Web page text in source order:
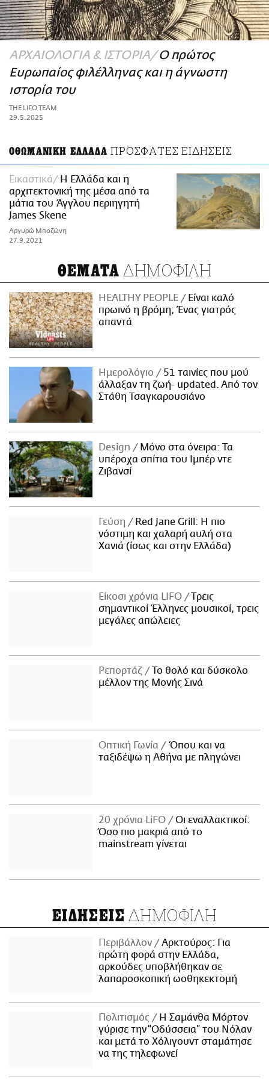
ΑΜΠΑ
PRINT
ΑΡΧΑΙΟΛΟΓΙΑ & ΙΣΤΟΡΙΑ Ο πρώτος
Ευρωπαίος φιλέλληνας και η άγνωστη
ιστορία του
THE LIFO TEAM
29.5.2025
ΟΘΩΜΑΝΙΚΗ ΕΛΛΑΔΑ ΠΡΟΣΦΑΤΕΣ ΕΙΔΗΣΕΙΣ
Εικαστικά
Η Ελλάδα και η
αρχιτεκτονική της μέσα από τα
μάτια του Άγγλου περιηγητή
James Skene
Αργυρώ Μποζώνη
27.9.2021
ΘΕΜΑΤΑ ΔΗΜΟΦΙΛΗ
HEALTHY PEOPLE
Είναι καλό
πρωινό η βρόμη; Ένας γιατρός
απαντά
Ημερολόγιο
51 ταινίες που μού
άλλαξαν τη ζωή- updated. Aπό τον
Στάθη Τσαγκαρουσιάνο
Design
Μόνο στα όνειρα: Τα
υπέροχα σπίτια του Ιμπέρ ντε
Ζιβανσί
Γεύση
Red Jane Grill: Η πιο
νόστιμη και χαλαρή αυλή στα
Χανιά (ίσως και στην Ελλάδα)
Είκοσι χρόνια LIFO
Tρεις
σημαντικοί Έλληνες μουσικοί, τρεις
μεγάλες απώλειες
Ρεπορτάζ
Το θολό και δύσκολο
μέλλον της Μονής Σινά
Οπτική Γωνία
Όπου και να
ταξιδέψω η Αθήνα με πληγώνει
20 χρόνια LiFO
Οι εναλλακτικοί:
Όσο πιο μακριά από το
mainstream γίνεται
ΕΙΔΗΣΕΙΣ ΔΗΜΟΦΙΛΗ
Περιβάλλον
Αρκτούρος: Για
πρώτη φορά στην Ελλάδα,
αρκούδες υποβλήθηκαν σε
λαπαροσκοπική ωοθηκεκτομή
Πολιτισμός
Η Σαμάνθα Μόρτον
γύρισε την “Οδύσσεια” του Νόλαν
και μετά το Χόλιγουντ σταμάτησε
να της τηλεφωνεί